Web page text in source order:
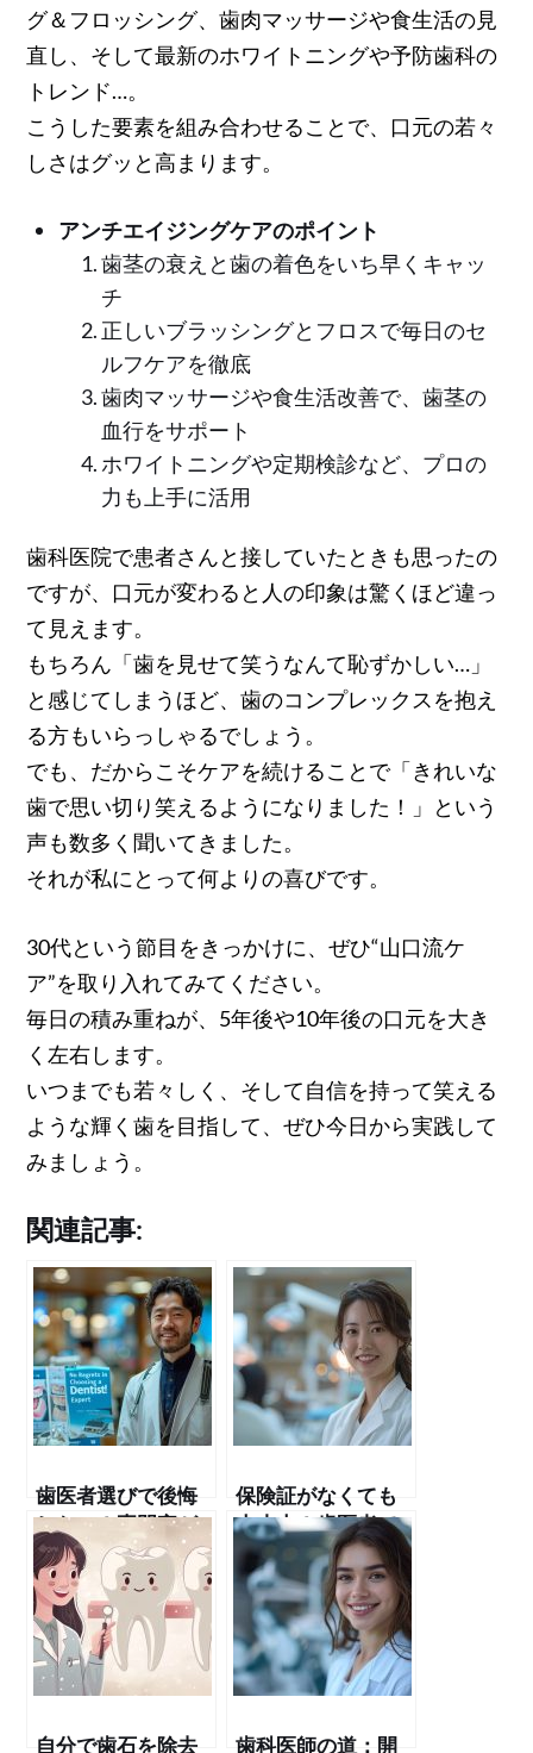
グ＆フロッシング、歯肉マッサージや食生活の見
直し、そして最新のホワイトニングや予防歯科の
トレンド…。
こうした要素を組み合わせることで、口元の若々
しさはグッと高まります。
アンチエイジングケアのポイント
歯茎の衰えと歯の着色をいち早くキャッ
チ
正しいブラッシングとフロスで毎日のセ
ルフケアを徹底
歯肉マッサージや食生活改善で、歯茎の
血行をサポート
ホワイトニングや定期検診など、プロの
力も上手に活用
歯科医院で患者さんと接していたときも思ったの
ですが、口元が変わると人の印象は驚くほど違っ
て見えます。
もちろん「歯を見せて笑うなんて恥ずかしい…」
と感じてしまうほど、歯のコンプレックスを抱え
る方もいらっしゃるでしょう。
でも、だからこそケアを続けることで「きれいな
歯で思い切り笑えるようになりました！」という
声も数多く聞いてきました。
それが私にとって何よりの喜びです。
30代という節目をきっかけに、ぜひ“山口流ケ
ア”を取り入れてみてください。
毎日の積み重ねが、5年後や10年後の口元を大き
く左右します。
いつまでも若々しく、そして自信を持って笑える
ような輝く歯を目指して、ぜひ今日から実践して
みましょう。
関連記事:
歯医者選びで後悔
しない！専門家が
教えるポイントと
は
保険証がなくても
大丈夫！歯医者で
の治療ガイド
自分で歯石を除去 歯科医師の道：開